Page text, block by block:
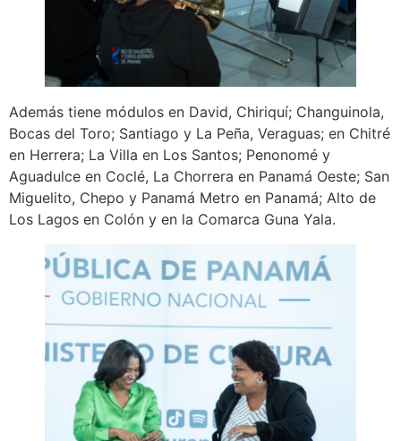
Además tiene módulos en David, Chiriquí; Changuinola,
Bocas del Toro; Santiago y La Peña, Veraguas; en Chitré
en Herrera; La Villa en Los Santos; Penonomé y
Aguadulce en Coclé, La Chorrera en Panamá Oeste; San
Miguelito, Chepo y Panamá Metro en Panamá; Alto de
Los Lagos en Colón y en la Comarca Guna Yala.